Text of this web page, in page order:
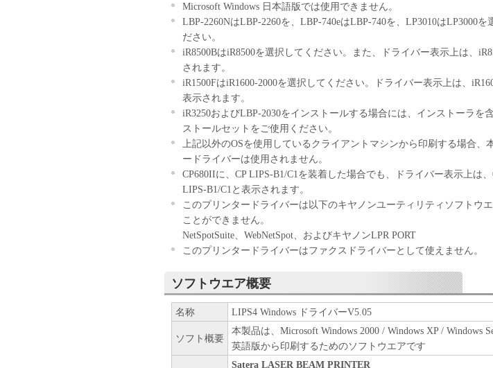
hereunder.
You may make one copy of the Software solely for a back-up purpose.
RESTRICTIONS
You shall not use the Software except as expressly granted or permitted
shall not assign, sublicense, sell, rent, lease, loan, convey or transfer to any
party the Software. You shall not alter, translate or convert to another
language, modify, disassemble, decompile or otherwise reverse engineer the
Software and you shall not have any third party to do so.
COPYRIGHT NOTICE
You shall not modify, remove or delete any copyright notice of Canon or its
licensors contained in the Software, including any copy thereof.
OWNERSHIP
Canon and its licensors retain in all respects the title, ownership and
property rights in and to the Software. Except as expressly provided
license or right, express or implied, is hereby conveyed or granted by
for any intellectual property of Canon and its licensors.
EXPORT RESTRICTION
You agree to comply with all export laws and restrictions and regulations
country involved, and not to export or re-export, directly or indirectly, the
in violation of any such laws, restrictions and regulations, or without all
approvals.
NO SUPPORT
NEITHER CANON, CANON'S SUBSIDIARIES OR AFFILIATES,
DISTRIBUTORS, OR DEALERS NOR CANON'S LICENSORS ARE
Microsoft Windows 日本語版では使用できません。
LBP-2260NはLBP-2260を、LBP-740eはLBP-740を、LP3010はLP3000を
ださい。
iR8500BはiR8500を選択してください。また、ドライバー表示上は、
されます。
iR1500FはiR1600-2000を選択してください。ドライバー表示上は、
表示されます。
iR3250およびLBP-2030をインストールする場合には、インストーラを
ストールセットをご使用ください。
上記以外のOSを使用しているクライアントマシンから印刷する場合、
ードライバーは使用されません。
CP680IIに、CP LIPS-B1/C1を装着した場合でも、ドライバー表示上は、
LIPS-B1/C1と表示されます。
このプリンタードライバーは以下のキヤノンユーティリティソフトウ
ことができません。
NetSpotSuite、WebNetSpot、およびキヤノンLPR PORT
このプリンタードライバーはファクスドライバーとして使えません。
ソフトウエア概要
名称 LIPS4 Windows ドライバーV5.05
ソフト概要
本製品は、Microsoft Windows 2000 / Windows XP / Windows
英語版から印刷するためのソフトウエアです
Satera LASER BEAM PRINTER